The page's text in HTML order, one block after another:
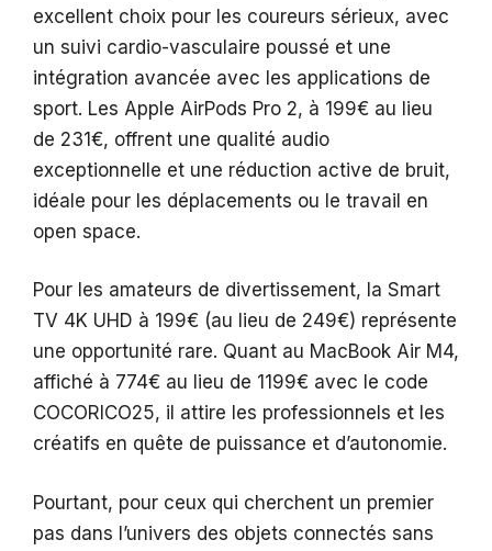
excellent choix pour les coureurs sérieux, avec
un suivi cardio-vasculaire poussé et une
intégration avancée avec les applications de
sport. Les Apple AirPods Pro 2, à 199€ au lieu
de 231€, offrent une qualité audio
exceptionnelle et une réduction active de bruit,
idéale pour les déplacements ou le travail en
open space.
Pour les amateurs de divertissement, la Smart
TV 4K UHD à 199€ (au lieu de 249€) représente
une opportunité rare. Quant au MacBook Air M4,
affiché à 774€ au lieu de 1199€ avec le code
COCORICO25, il attire les professionnels et les
créatifs en quête de puissance et d’autonomie.
Pourtant, pour ceux qui cherchent un premier
pas dans l’univers des objets connectés sans